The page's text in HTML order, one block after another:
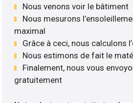
Nous venons voir le bâtiment
Nous mesurons
maximal
Grâce à ceci, nous calculons
Nous estimons de fait le
Finalement, nous vous
gratuitement